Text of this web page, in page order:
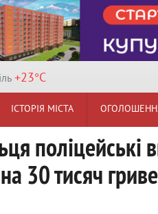
+23°C
ІСТОРІЯ МІСТА
30 тисяч